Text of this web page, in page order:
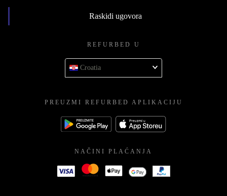
Raskidi ugovora
REFURBED U
Croatia
PREUZMI REFURBED APLIKACIJU
NAČINI PLAĆANJA